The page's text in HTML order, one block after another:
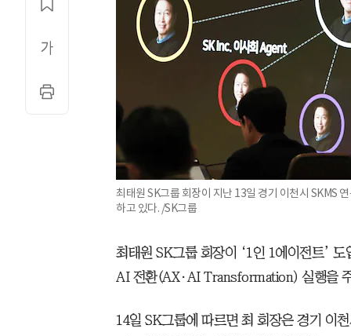
최태원 SK그룹 회장이 지난 13일 경기 이천시 SKMS
하고 있다. /SK그룹
최태원 SK그룹 회장이 ‘1인 1에이전트’
AI 전환(AX·AI Transformation) 실행을
14일 SK그룹에 따르면 최 회장은 경기 이